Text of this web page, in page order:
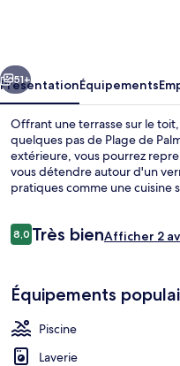
Suivant
51+
PrésentationÉquipements
Offrant une terrasse sur le
quelques pas de Plage de
extérieure, vous pourrez
vous détendre autour d'un
pratiques comme une cuisine
Avis
voyageurs
8,08,0 sur 10
Très bienAfficher 2
Équipements
Piscine
Laverie